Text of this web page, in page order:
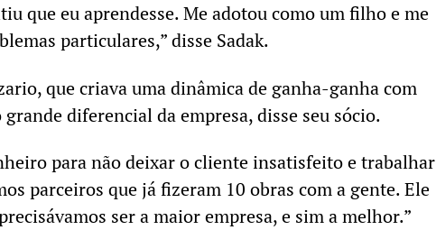
que eu aprendesse. Me adotou como um filho e me
particulares,” disse Sadak.
que criava uma dinâmica de ganha-ganha com
diferencial da empresa, disse seu sócio.
para não deixar o cliente insatisfeito e trabalhar
parceiros que já fizeram 10 obras com a gente. Ele
ser a maior empresa, e sim a melhor.”